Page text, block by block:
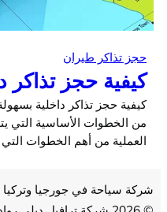
حجز تذاكر طيران
كيفية حجز تذاكر
كيفية حجز تذاكر داخلية
من الخطوات الأساسية التي
العملية من أهم الخطوات
شركة سياحة في جورجيا وتركيا